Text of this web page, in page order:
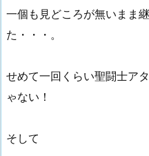
一個も見どころが無いまま
た・・・。
せめて一回くらい聖闘士ア
ゃない！
そして